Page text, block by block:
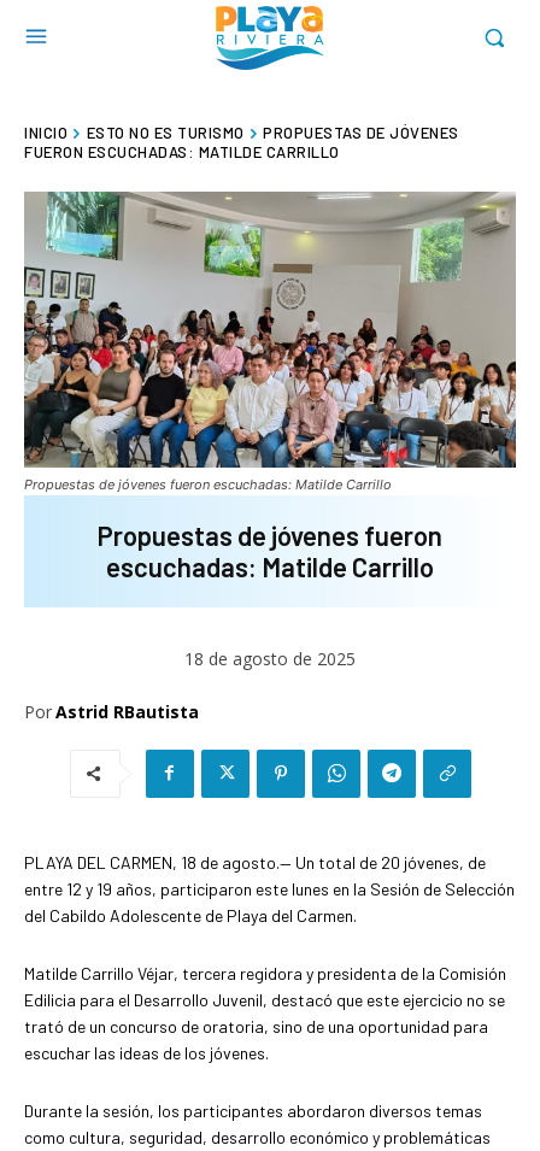
INICIO ESTO NO ES TURISMO
PROPUESTAS DE JÓVENES
FUERON ESCUCHADAS: MATILDE CARRILLO
Propuestas de jóvenes fueron escuchadas: Matilde Carrillo
Propuestas de jóvenes fueron
escuchadas: Matilde Carrillo
18 de agosto de 2025
PorAstrid RBautista
PLAYA DEL CARMEN, 18 de agosto.— Un total de 20 jóvenes, de
entre 12 y 19 años, participaron este lunes en la Sesión de Selección
del Cabildo Adolescente de Playa del Carmen.
Matilde Carrillo Véjar, tercera regidora y presidenta de la Comisión
Edilicia para el Desarrollo Juvenil, destacó que este ejercicio no se
trató de un concurso de oratoria, sino de una oportunidad para
escuchar las ideas de los jóvenes.
Durante la sesión, los participantes abordaron diversos temas
como cultura, seguridad, desarrollo económico y problemáticas